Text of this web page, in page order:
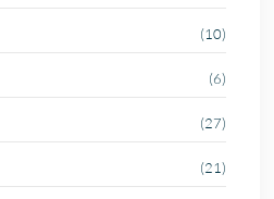
(10)
(6)
(27)
(21)